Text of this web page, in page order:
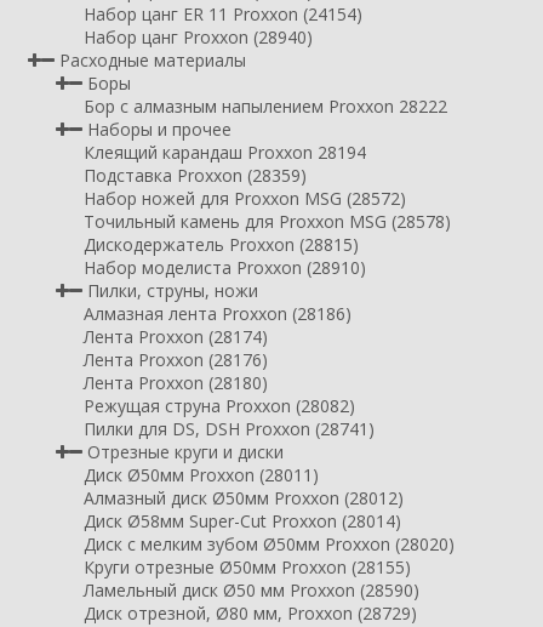
Набор цанг ER 11 Proxxon (24154)
Набор цанг Proxxon (28940)
Расходные материалы
Боры
Бор с алмазным напылением Proxxon 28222
Наборы и прочее
Клеящий карандаш Proxxon 28194
Подставка Proxxon (28359)
Набор ножей для Proxxon MSG (28572)
Точильный камень для Proxxon MSG (28578)
Дискодержатель Proxxon (28815)
Набор моделиста Proxxon (28910)
Пилки, струны, ножи
Алмазная лента Proxxon (28186)
Лента Proxxon (28174)
Лента Proxxon (28176)
Лента Proxxon (28180)
Режущая струна Proxxon (28082)
Пилки для DS, DSH Proxxon (28741)
Отрезные круги и диски
Диск Ø50мм Proxxon (28011)
Алмазный диск Ø50мм Proxxon (28012)
Диск Ø58мм Super-Cut Proxxon (28014)
Диск с мелким зубом Ø50мм Proxxon (28020)
Круги отрезные Ø50мм Proxxon (28155)
Ламельный диск Ø50 мм Proxxon (28590)
Диск отрезной, Ø80 мм, Proxxon (28729)